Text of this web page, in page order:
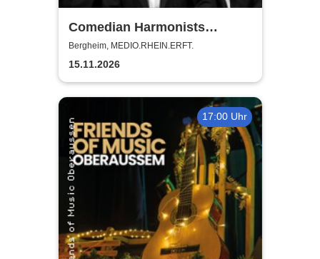
Comedian Harmonists
Forever - Das Leben ein
Konzert
Bergheim, MEDIO.RHEIN.ERFT.
15.11.2026
17:00 Uhr